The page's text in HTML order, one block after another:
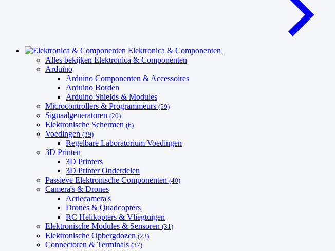
Elektronica & Componenten
Alles bekijken Elektronica & Componenten
Arduino
Arduino Componenten & Accessoires
Arduino Borden
Arduino Shields & Modules
Microcontrollers & Programmeurs (59)
Signaalgeneratoren (20)
Elektronische Schermen (6)
Voedingen (39)
Regelbare Laboratorium Voedingen
3D Printen
3D Printers
3D Printer Onderdelen
Passieve Elektronische Componenten (40)
Camera's & Drones
Actiecamera's
Drones & Quadcopters
RC Helikopters & Vliegtuigen
Elektronische Modules & Sensoren (31)
Elektronische Opbergdozen (23)
Connectoren & Terminals (37)